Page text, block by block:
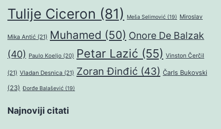
Tulije Ciceron (81) Meša Selimović (19) Miroslav
Mika Antić (21) Muhamed (50) Onore De Balzak
(40) Paulo Koeljo (20) Petar Lazić (55) Vinston Čerčil
(21) Vladan Desnica (21) Zoran Đinđić (43) Čarls Bukovski
(23) Đorđe Balašević (19)
Najnoviji citati